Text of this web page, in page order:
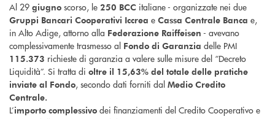
Al 29 giugno scorso, le 250 BCC italiane - organizzate nei due
Gruppi Bancari Cooperativi Iccrea e Cassa Centrale Banca e,
in Alto Adige, attorno alla Federazione Raiffeisen - avevano
complessivamente trasmesso al Fondo di Garanzia delle PMI
115.373 richieste di garanzia a valere sulle misure del “Decreto
Liquidità”. Si tratta di oltre il 15,63% del totale delle pratiche
inviate al Fondo, secondo dati forniti dal Medio Credito
Centrale.
L’importo complessivo dei finanziamenti del Credito Cooperativo e